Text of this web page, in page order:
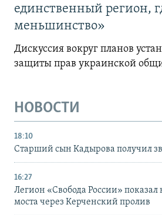
единственный регион,
меньшинство»
Дискуссия вокруг планов
защиты прав украинской
НОВОСТИ
18:10
Старший сын Кадырова получил
16:27
Легион «Свобода России» показал
моста через Керченский пролив